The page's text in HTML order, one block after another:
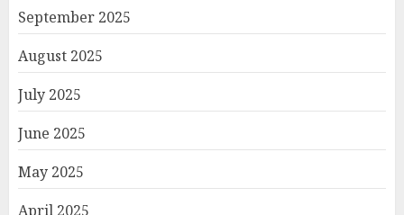
September 2025
August 2025
July 2025
June 2025
May 2025
April 2025